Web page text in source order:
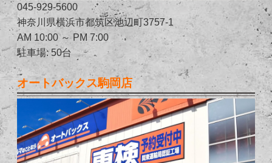
045-929-5600
神奈川県横浜市都筑区池辺町3757-1
AM 10:00 ～ PM 7:00
駐車場: 50台
オートバックス駒岡店